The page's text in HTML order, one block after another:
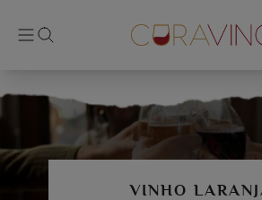
VINHO